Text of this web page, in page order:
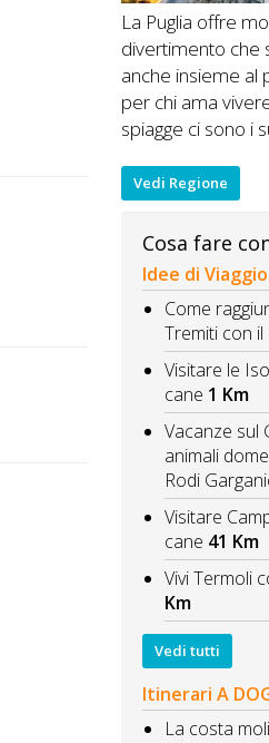
La Puglia offre
divertimento che
anche insieme al
per chi ama
spiagge ci sono i
Vedi Regione
Cosa fare
Idee di
Come
Tremiti con il
Visitare le
cane 1 Km
Vacanze sul
animali
Rodi
Visitare
cane 41 Km
Vivi Termoli
Km
Vedi tutti
Itinerari A
La costa